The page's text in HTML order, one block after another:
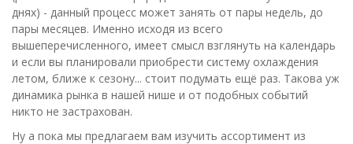
днях) - данный процесс может занять от пары недель, до
пары месяцев. Именно исходя из всего
вышеперечисленного, имеет смысл взглянуть на календарь
и если вы планировали приобрести систему охлаждения
летом, ближе к сезону... стоит подумать ещё раз. Такова уж
динамика рынка в нашей нише и от подобных событий
никто не застрахован.
Ну а пока мы предлагаем вам изучить ассортимент из